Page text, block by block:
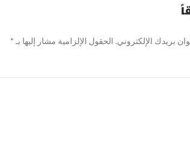
بريدك الإلكتروني. الحقول الإلزامية مشار إليها بـ *